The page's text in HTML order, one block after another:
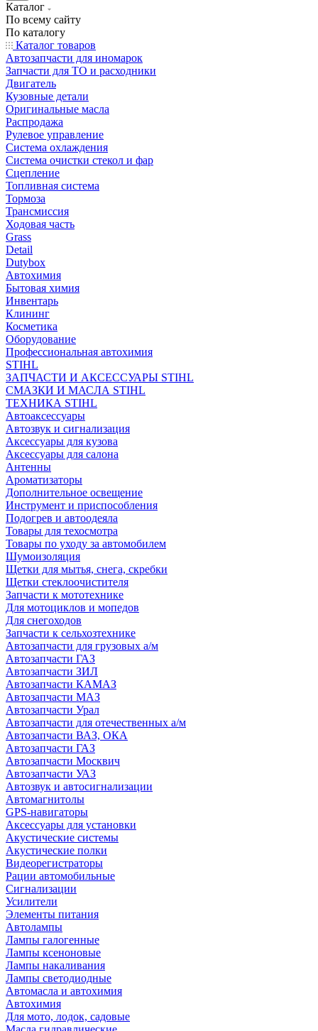
Каталог
По всему сайту
По каталогу
Каталог товаров
Автозапчасти для иномарок
Запчасти для ТО и расходники
Двигатель
Кузовные детали
Оригинальные масла
Распродажа
Рулевое управление
Система охлаждения
Система очистки стекол и фар
Сцепление
Топливная система
Тормоза
Трансмиссия
Ходовая часть
Grass
Detail
Dutybox
Автохимия
Бытовая химия
Инвентарь
Клининг
Косметика
Оборудование
Профессиональная автохимия
STIHL
ЗАПЧАСТИ И АКСЕССУАРЫ STIHL
СМАЗКИ И МАСЛА STIHL
ТЕХНИКА STIHL
Автоаксессуары
Автозвук и сигнализация
Аксессуары для кузова
Аксессуары для салона
Антенны
Ароматизаторы
Дополнительное освещение
Инструмент и приспособления
Подогрев и автоодеяла
Товары для техосмотра
Товары по уходу за автомобилем
Шумоизоляция
Щетки для мытья, снега, скребки
Щетки стеклоочистителя
Запчасти к мототехнике
Для мотоциклов и мопедов
Для снегоходов
Запчасти к сельхозтехнике
Автозапчасти для грузовых а/м
Автозапчасти ГАЗ
Автозапчасти ЗИЛ
Автозапчасти КАМАЗ
Автозапчасти МАЗ
Автозапчасти Урал
Автозапчасти для отечественных а/м
Автозапчасти ВАЗ, ОКА
Автозапчасти ГАЗ
Автозапчасти Москвич
Автозапчасти УАЗ
Автозвук и автосигнализации
Автомагнитолы
GPS-навигаторы
Аксессуары для установки
Акустические системы
Акустические полки
Видеорегистраторы
Рации автомобильные
Сигнализации
Усилители
Элементы питания
Автолампы
Лампы галогенные
Лампы ксеноновые
Лампы накаливания
Лампы светодиодные
Автомасла и автохимия
Автохимия
Для мото, лодок, садовые